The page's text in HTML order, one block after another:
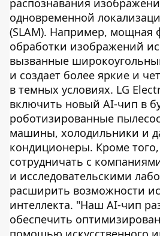
распознавания
одновременной
(SLAM). Например, мощная
обработки изображений
вызванные
и создает более яркие и
в темных условиях. LG
включить новый AI-чип в
роботизированные
машины, холодильники и
кондиционеры. Кроме того,
сотрудничать с
и исследовательскими
расширить возможности
интеллекта. "Наш AI-чип
обеспечить